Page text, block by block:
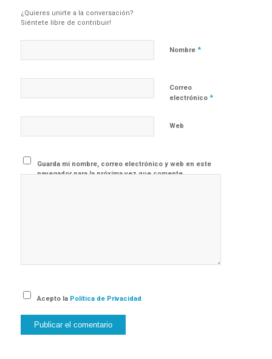
¿Quieres unirte a la conversación?
Siéntete libre de contribuir!
Nombre *
Correo
electrónico *
Web
Guarda mi nombre, correo electrónico y web en este
navegador para la próxima vez que comente.
Acepto la Política de Privacidad